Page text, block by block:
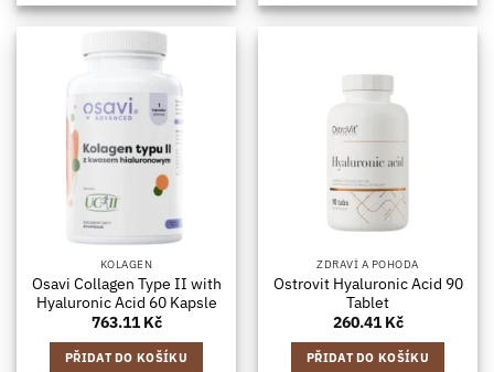
KOLAGEN
Osavi Collagen Type II with
Hyaluronic Acid 60 Kapsle
763.11Kč
PŘIDAT DO KOŠÍKU
ZDRAVÍ A POHODA
Ostrovit Hyaluronic Acid 90
Tablet
260.41Kč
PŘIDAT DO KOŠÍKU